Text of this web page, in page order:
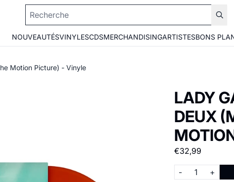
NOUVEAUTÉSVINYLESCDSMERCHANDISINGARTISTESBONS
Motion Picture) - Vinyle
LADY
DEUX
€32,99
Quantité
- +